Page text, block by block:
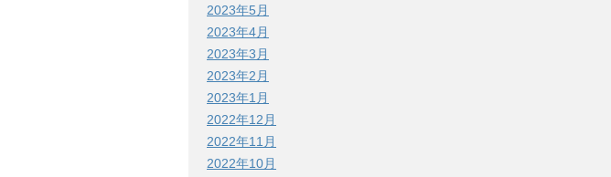
2023年5月
2023年4月
2023年3月
2023年2月
2023年1月
2022年12月
2022年11月
2022年10月